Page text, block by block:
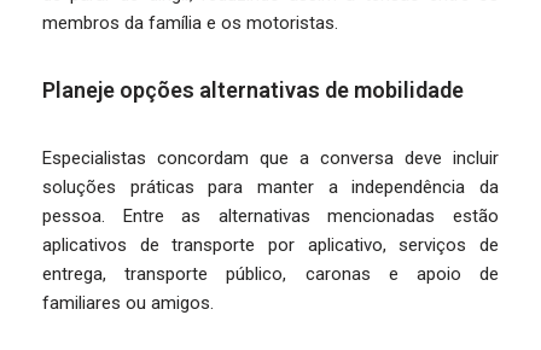
membros da família e os motoristas.
Planeje opções alternativas de mobilidade
Especialistas concordam que a conversa deve incluir
soluções práticas para manter a independência da
pessoa. Entre as alternativas mencionadas estão
aplicativos de transporte por aplicativo, serviços de
entrega, transporte público, caronas e apoio de
familiares ou amigos.